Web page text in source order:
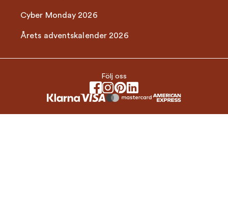
Cyber Monday 2026
Årets adventskalender 2026
Följ oss